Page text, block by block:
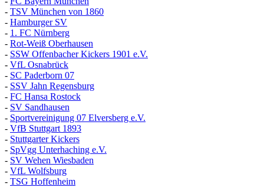
- TSV München von 1860
- Hamburger SV
- 1. FC Nürnberg
- Rot-Weiß Oberhausen
- SSW Offenbacher Kickers 1901 e.V.
- VfL Osnabrück
- SC Paderborn 07
- SSV Jahn Regensburg
- FC Hansa Rostock
- SV Sandhausen
- Sportvereinigung 07 Elversberg e.V.
- VfB Stuttgart 1893
- Stuttgarter Kickers
- SpVgg Unterhaching e.V.
- SV Wehen Wiesbaden
- VfL Wolfsburg
- TSG Hoffenheim